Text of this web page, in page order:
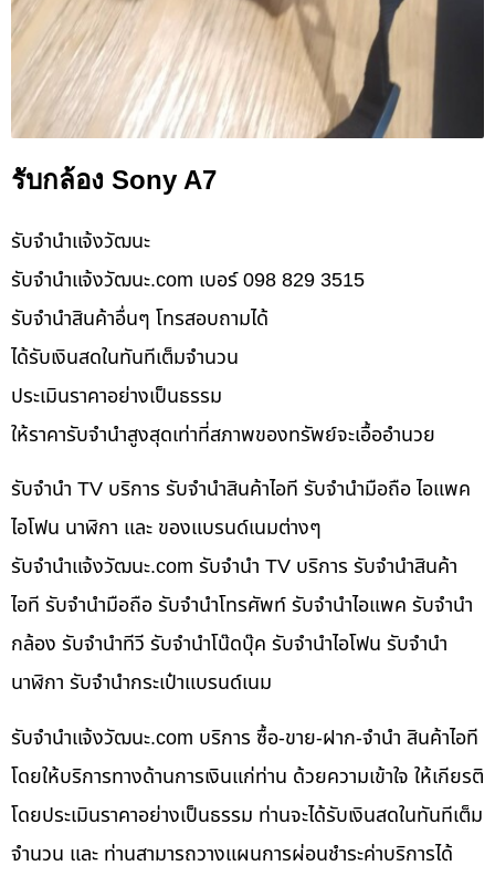
รับกล้อง Sony A7
รับจํานําแจ้งวัฒนะ
รับจํานําแจ้งวัฒนะ.com เบอร์ 098 829 3515
รับจำนำสินค้าอื่นๆ โทรสอบถามได้
ได้รับเงินสดในทันทีเต็มจำนวน
ประเมินราคาอย่างเป็นธรรม
ให้ราคารับจำนำสูงสุดเท่าที่สภาพของทรัพย์จะเอื้ออำนวย
รับจำนำ TV บริการ รับจำนำสินค้าไอที รับจำนำมือถือ ไอแพค
ไอโฟน นาฬิกา และ ของแบรนด์เนมต่างๆ
รับจํานําแจ้งวัฒนะ.com รับจำนำ TV บริการ รับจำนำสินค้า
ไอที รับจำนำมือถือ รับจำนำโทรศัพท์ รับจำนำไอแพค รับจำนำ
กล้อง รับจำนำทีวี รับจำนำโน๊ดบุ๊ค รับจำนำไอโฟน รับจำนำ
นาฬิกา รับจำนำกระเป๋าแบรนด์เนม
รับจํานําแจ้งวัฒนะ.com บริการ ซื้อ-ขาย-ฝาก-จำนำ สินค้าไอที
โดยให้บริการทางด้านการเงินแก่ท่าน ด้วยความเข้าใจ ให้เกียรติ
โดยประเมินราคาอย่างเป็นธรรม ท่านจะได้รับเงินสดในทันทีเต็ม
จำนวน และ ท่านสามารถวางแผนการผ่อนชำระค่าบริการได้